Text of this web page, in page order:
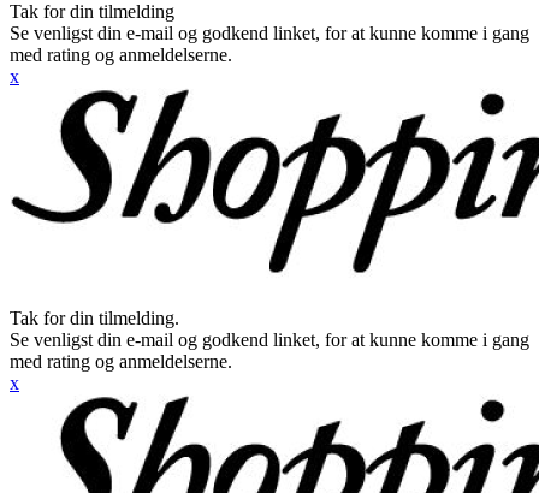
Tak for din tilmelding
Se venligst din e-mail og godkend linket, for at kunne komme i gang
med rating og anmeldelserne.
x
Tak for din tilmelding.
Se venligst din e-mail og godkend linket, for at kunne komme i gang
med rating og anmeldelserne.
x